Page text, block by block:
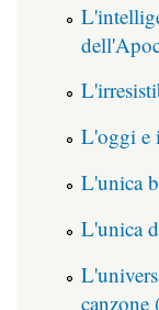
L'oggi e
L'unica
L'unica